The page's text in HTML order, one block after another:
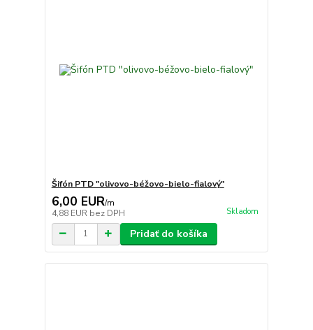
Šifón PTD "olivovo-béžovo-bielo-fialový"
6,00 EUR/m
4,88 EUR bez DPH Skladom
Pridať do košíka